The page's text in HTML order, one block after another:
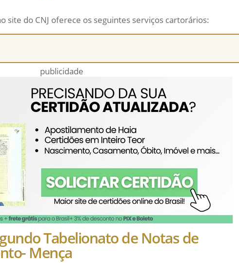
site do CNJ oferece os seguintes serviços cartorários:
publicidade
Tabelionato de Notas de
Mença